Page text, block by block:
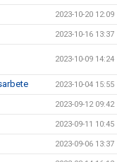
2023-10-20 12:09
2023-10-16 13:37
2023-10-09 14:24
2023-10-04 15:55
2023-09-12 09:42
2023-09-11 10:45
2023-09-06 13:37